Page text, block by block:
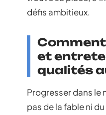
défis ambitieux.
et
qualités
Progresser dans le
pas de la fable ni